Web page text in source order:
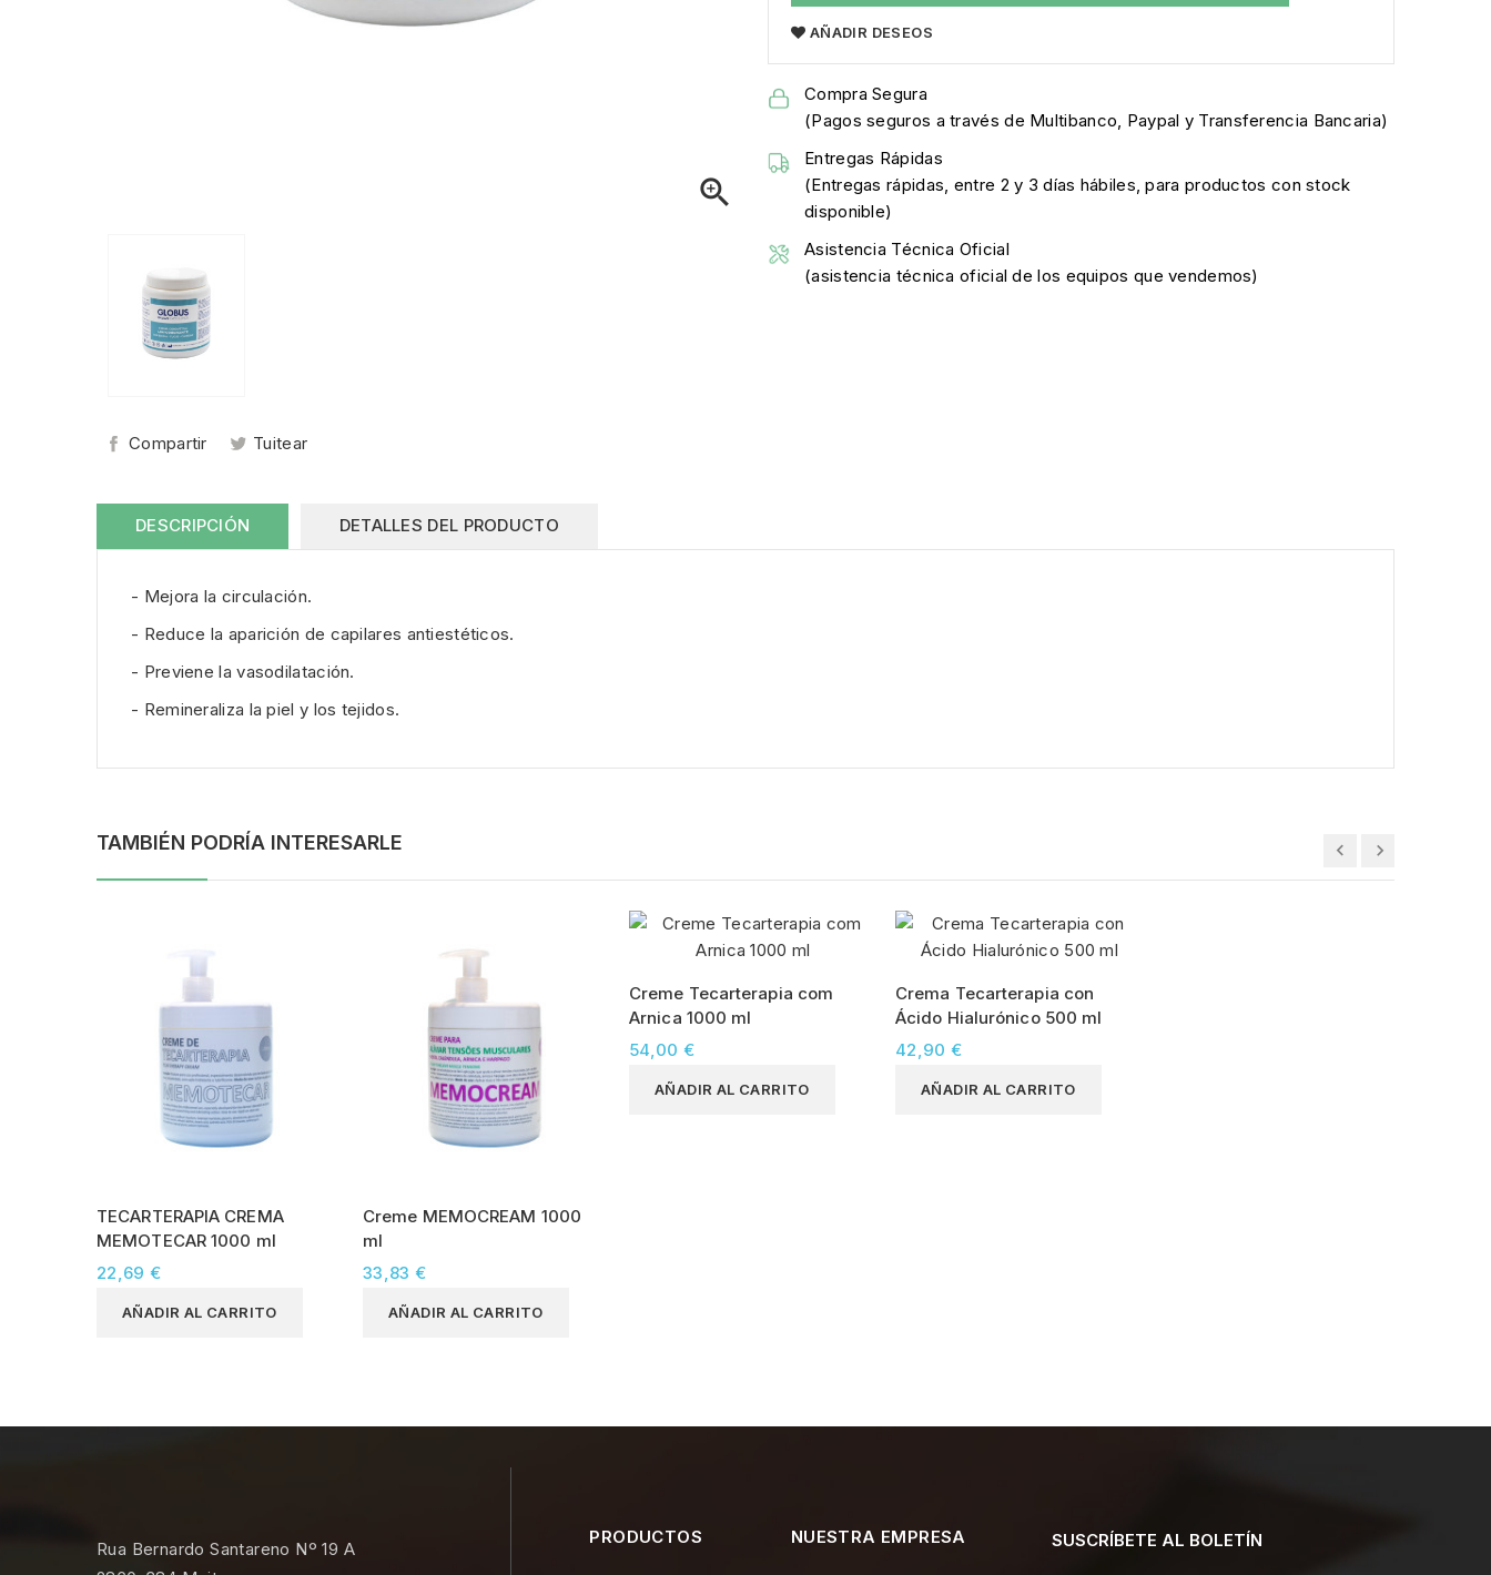

Compartir Tuitear
AÑADIR DESEOS
Compra Segura
(Pagos seguros a través de Multibanco, Paypal y Transferencia Bancaria)
Entregas Rápidas
(Entregas rápidas, entre 2 y 3 días hábiles, para productos con stock
disponible)
Asistencia Técnica Oficial
(asistencia técnica oficial de los equipos que vendemos)
DESCRIPCIÓN DETALLES DEL PRODUCTO
- Mejora la circulación.
- Reduce la aparición de capilares antiestéticos.
- Previene la vasodilatación.
- Remineraliza la piel y los tejidos.
TAMBIÉN PODRÍA INTERESARLE
TECARTERAPIA CREMA
MEMOTECAR 1000 ml
22,69 €
AÑADIR AL CARRITO
Creme MEMOCREAM 1000
ml
33,83 €
AÑADIR AL CARRITO
Creme Tecarterapia com
Arnica 1000 ml
54,00 €
AÑADIR AL CARRITO
Crema Tecarterapia con
Ácido Hialurónico 500 ml
42,90 €
AÑADIR AL CARRITO
Rua Bernardo Santareno Nº 19 A
PRODUCTOS NUESTRA EMPRESA SUSCRÍBETE AL BOLETÍN